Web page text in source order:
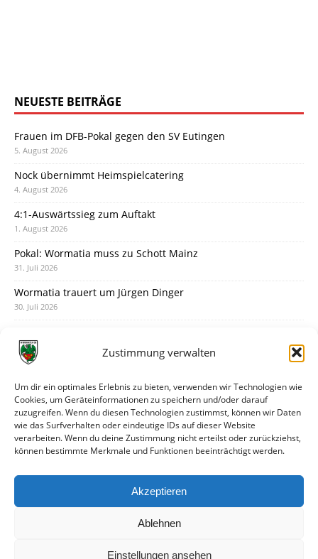
Zustimmung verwalten
Um dir ein optimales Erlebnis zu bieten, verwenden wir Technologien wie
Cookies, um Geräteinformationen zu speichern und/oder darauf
zuzugreifen. Wenn du diesen Technologien zustimmst, können wir Daten
wie das Surfverhalten oder eindeutige IDs auf dieser Website
verarbeiten. Wenn du deine Zustimmung nicht erteilst oder zurückziehst,
können bestimmte Merkmale und Funktionen beeinträchtigt werden.
Akzeptieren
Ablehnen
Einstellungen ansehen
NEUESTE BEITRÄGE
Frauen im DFB-Pokal gegen den SV Eutingen
5. August 2026
Nock übernimmt Heimspielcatering
4. August 2026
4:1-Auswärtssieg zum Auftakt
1. August 2026
Pokal: Wormatia muss zu Schott Mainz
31. Juli 2026
Wormatia trauert um Jürgen Dinger
30. Juli 2026
28. Juli 2026
28. Juli 2026
Neue Podcast-Folge: So tickt Björn!
27. Juli 2026
Eindrücke vom Stadionfest
Unterhaltsamer Abschlusstest mit später Niederlage
25. Juli 2026